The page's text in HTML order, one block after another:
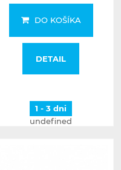
DO KOŠÍKA
DETAIL
1 - 3 dni
undefined